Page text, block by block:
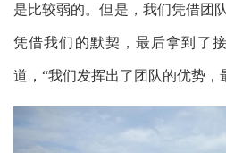
是比较弱的。但是，我们凭借团
凭借我们的默契，最后拿到了
道，“我们发挥出了团队的优势，